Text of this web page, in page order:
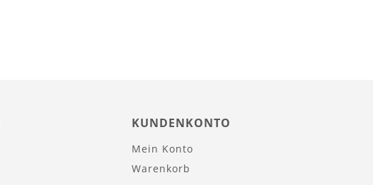
KUNDENKONTO
Mein Konto
Warenkorb